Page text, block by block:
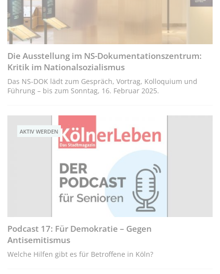
Die Ausstellung im NS-Dokumentationszentrum:
Kritik im Nationalsozialismus
Das NS-DOK lädt zum Gespräch, Vortrag, Kolloquium und
Führung – bis zum Sonntag, 16. Februar 2025.
AKTIV WERDEN
Podcast 17: Für Demokratie – Gegen
Antisemitismus
Welche Hilfen gibt es für Betroffene in Köln?